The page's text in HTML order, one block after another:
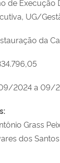
de Execução
UG/
da
2024 a 09/
Grass
dos